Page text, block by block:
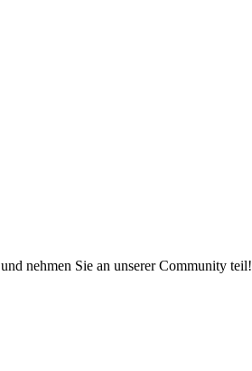
und nehmen Sie an unserer Community teil!